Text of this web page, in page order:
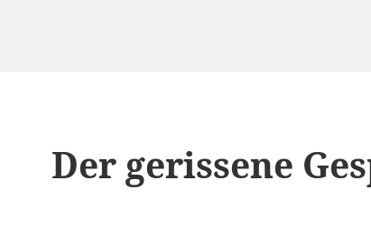
Der gerissene